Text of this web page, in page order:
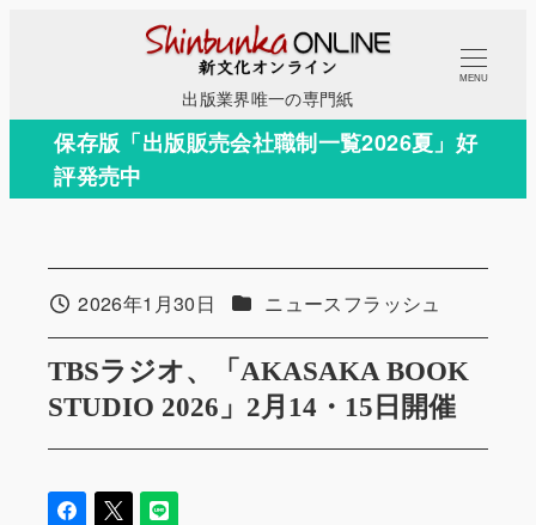
コ
テ
出版業界唯一の専門紙
MENU
保存版「出版販売会社職制一覧2026夏」好
評発売中
TBSラジオ、「AKASAKA BOOK
STUDIO 2026」2月14・15日開催
投稿日2026年1月30日 カテゴリー
ニュースフラッシュ